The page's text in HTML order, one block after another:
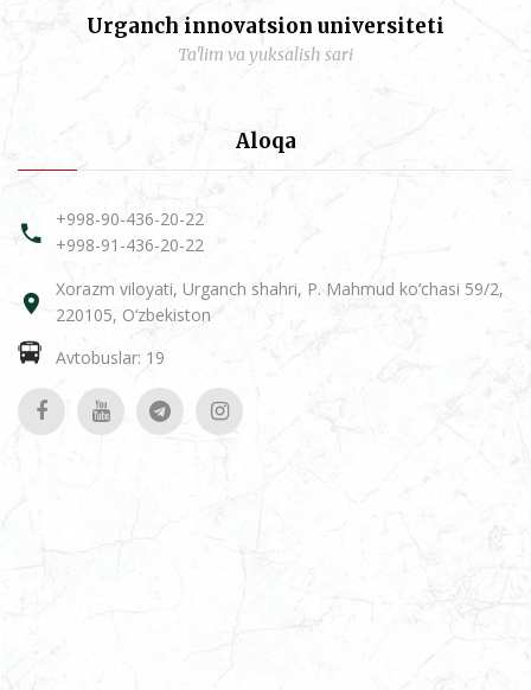
Urganch innovatsion universiteti
Ta'lim va yuksalish sari
Aloqa
+998-90-436-20-22
+998-91-436-20-22
Xorazm viloyati, Urganch shahri, P. Mahmud ko‘chasi 59/2,
220105, O‘zbekiston
Avtobuslar: 19